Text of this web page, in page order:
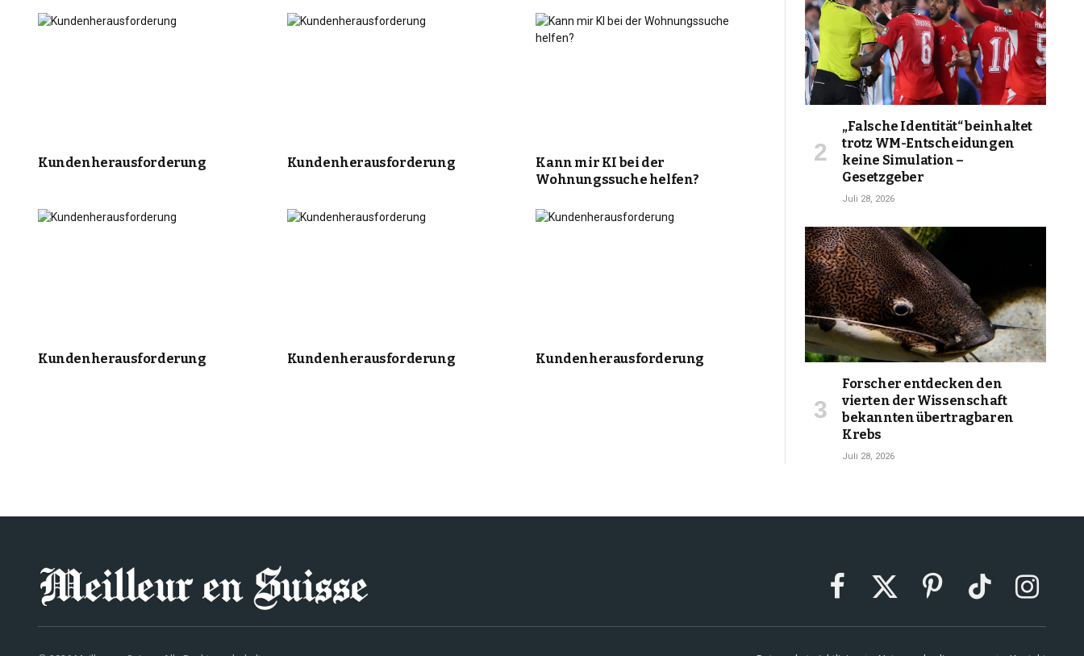
Kundenherausforderung Kundenherausforderung
Kann mir KI bei der
Wohnungssuche helfen?
Kundenherausforderung Kundenherausforderung Kundenherausforderung
„Falsche Identität“ beinhaltet
trotz WM-Entscheidungen
keine Simulation –
Gesetzgeber
Juli 28, 2026
Forscher entdecken den
vierten der Wissenschaft
bekannten übertragbaren
Krebs
Juli 28, 2026
FacebookX
PinterestTikTok Instagram